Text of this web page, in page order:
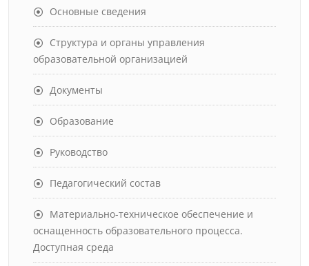
Основные сведения
Структура и органы управления
образовательной организацией
Документы
Образование
Руководство
Педагогический состав
Материально-техническое обеспечение и
оснащенность образовательного процесса.
Доступная среда